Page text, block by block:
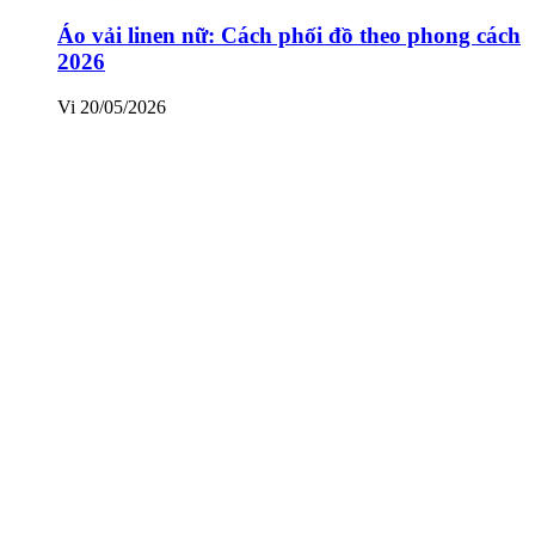
Áo vải linen nữ: Cách phối đồ theo phong cách
2026
Vi 20/05/2026